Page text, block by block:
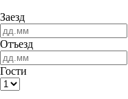
Заезд
Отъезд
Гости